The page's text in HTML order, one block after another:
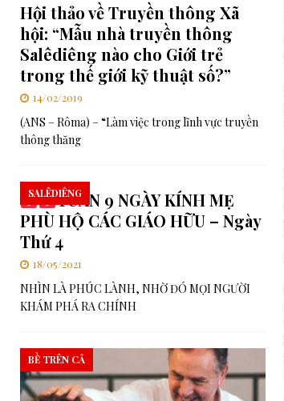
Hội thảo về Truyền thông Xã
hội: “Mẫu nhà truyền thông
Salêdiêng nào cho Giới trẻ
trong thế giới kỹ thuật số?”
14/02/2019
(ANS – Rôma) – “Làm việc trong lĩnh vực truyền
thông thăng
TUẦN 9 NGÀY KÍNH MẸ
PHÙ HỘ CÁC GIÁO HỮU – Ngày
Thứ 4
SALÊDIÊNG
18/05/2021
NHÌN LÀ PHÚC LÀNH, NHỜ ĐÓ MỌI NGƯỜI
KHÁM PHÁ RA CHÍNH
BỀ TRÊN CẢ